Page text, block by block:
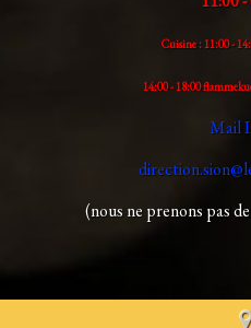
Cuisine : 11:00 -
14:00 - 18:00
Mail
(nous ne prenons pas